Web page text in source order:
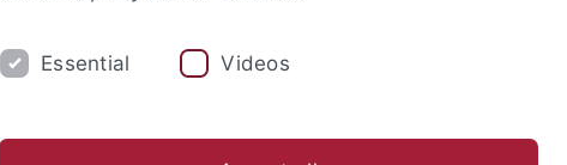
Essential Videos